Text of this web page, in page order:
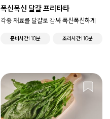
폭신폭신 달걀 프리타타
각종 재료를 달걀로 감싸 폭신폭신하게
준비시간 10분 조리시간 10분